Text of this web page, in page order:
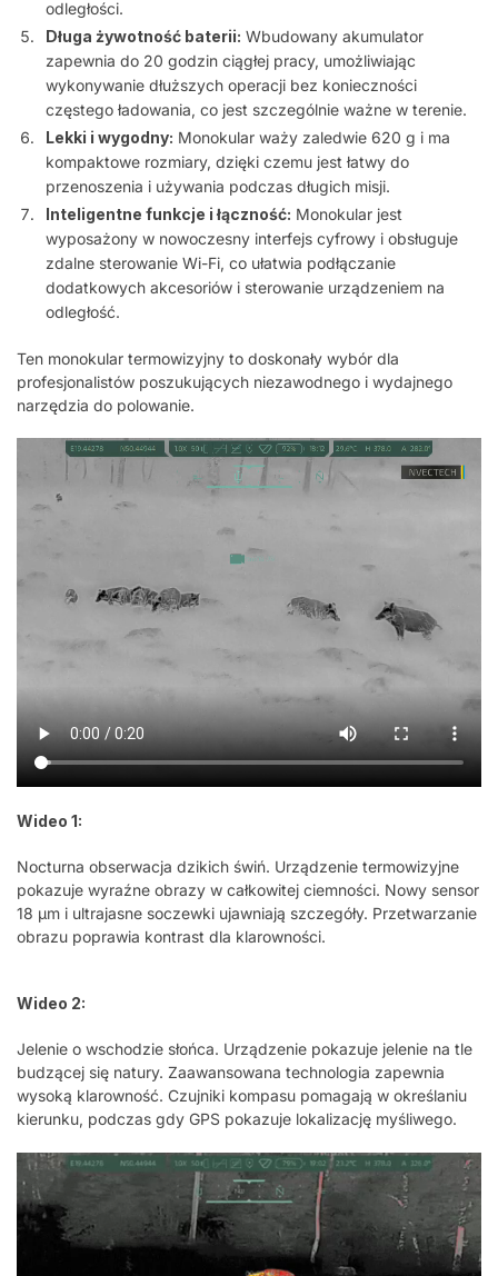
odległości.
Długa żywotność baterii: Wbudowany akumulator
zapewnia do 20 godzin ciągłej pracy, umożliwiając
wykonywanie dłuższych operacji bez konieczności
częstego ładowania, co jest szczególnie ważne w terenie.
Lekki i wygodny: Monokular waży zaledwie 620 g i ma
kompaktowe rozmiary, dzięki czemu jest łatwy do
przenoszenia i używania podczas długich misji.
Inteligentne funkcje i łączność: Monokular jest
wyposażony w nowoczesny interfejs cyfrowy i obsługuje
zdalne sterowanie Wi-Fi, co ułatwia podłączanie
dodatkowych akcesoriów i sterowanie urządzeniem na
odległość.
Ten monokular termowizyjny to doskonały wybór dla
profesjonalistów poszukujących niezawodnego i wydajnego
narzędzia do polowanie.
Wideo 1:
Nocturna obserwacja dzikich świń. Urządzenie termowizyjne
pokazuje wyraźne obrazy w całkowitej ciemności. Nowy sensor
18 μm i ultrajasne soczewki ujawniają szczegóły. Przetwarzanie
obrazu poprawia kontrast dla klarowności.
Wideo 2:
Jelenie o wschodzie słońca. Urządzenie pokazuje jelenie na tle
budzącej się natury. Zaawansowana technologia zapewnia
wysoką klarowność. Czujniki kompasu pomagają w określaniu
kierunku, podczas gdy GPS pokazuje lokalizację myśliwego.